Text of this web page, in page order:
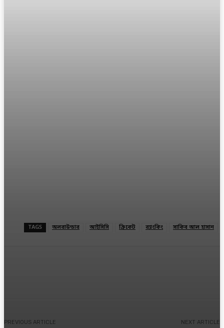
TAGS অলরাউন্ডার আইসিসি ক্রিকেট র‍্যাংকিং সাকিব আল হাসান
PREVIOUS ARTICLE NEXT ARTICLE